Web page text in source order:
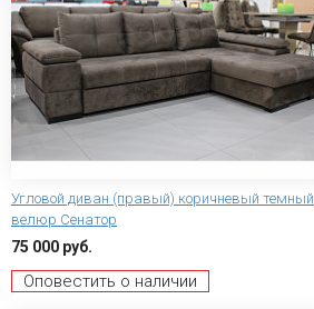
Угловой диван (правый) коричневый темный
велюр Сенатор
75 000 руб.
Оповестить о наличии